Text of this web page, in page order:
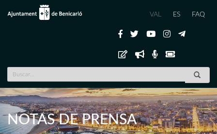
VAL ES FAQ
NOTAS DE PRENSA